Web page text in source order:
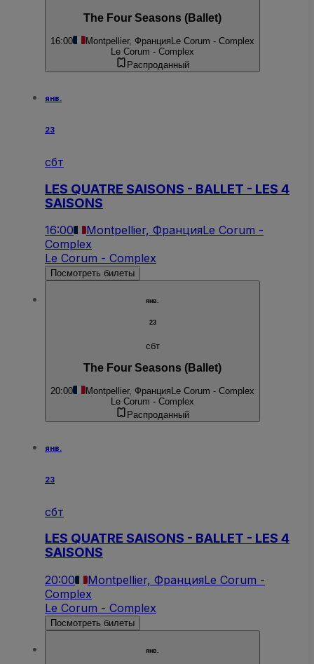
The Four Seasons (Ballet)
16:00 Montpellier, Франция Le Corum - Complex
Le Corum - Complex
Распроданный
янв.
23
сбт
LES QUATRE SAISONS - BALLET - LES 4
SAISONS
16:00 Montpellier, ФранцияLe Corum -
Complex
Le Corum - Complex
Посмотреть билеты
янв.
23
сбт
The Four Seasons (Ballet)
20:00 Montpellier, Франция Le Corum - Complex
Le Corum - Complex
Распроданный
янв.
23
сбт
LES QUATRE SAISONS - BALLET - LES 4
SAISONS
20:00 Montpellier, ФранцияLe Corum -
Complex
Le Corum - Complex
Посмотреть билеты
янв.